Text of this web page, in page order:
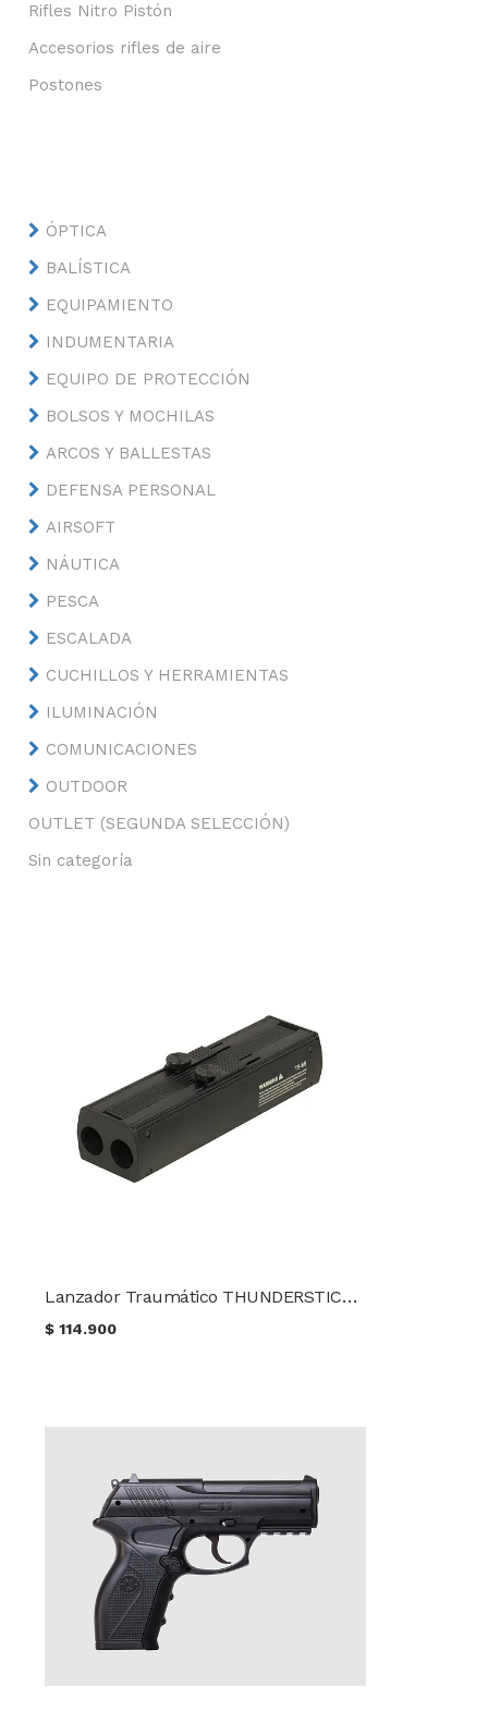
Rifles Nitro Pistón
Accesorios rifles de aire
Postones
ÓPTICA
BALÍSTICA
EQUIPAMIENTO
INDUMENTARIA
EQUIPO DE PROTECCIÓN
BOLSOS Y MOCHILAS
ARCOS Y BALLESTAS
DEFENSA PERSONAL
AIRSOFT
NÁUTICA
PESCA
ESCALADA
CUCHILLOS Y HERRAMIENTAS
ILUMINACIÓN
COMUNICACIONES
OUTDOOR
OUTLET (SEGUNDA SELECCIÓN)
Sin categoría
Lanzador Traumático THUNDERSTICK A-Plus TS68 CO2 Balín de goma Cal. 68 + 10 BB's + 10 CO2
$114.900